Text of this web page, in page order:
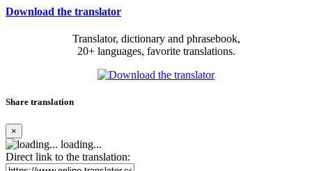
Download the translator
Translator, dictionary and phrasebook,
20+ languages, favorite translations.
Share translation
×
loading...
Direct link to the translation: